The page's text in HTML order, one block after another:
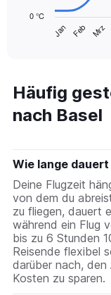
has
categories.
Range:
14
chart
has
1
Y
axis
displaying
values.
Range:
0
to
20.
Jan Feb Mrz
0 °C
Häufig
nach Basel
Wie lange dauert
Deine Flugzeit
von dem du
zu fliegen, dauert
während ein Flug
bis zu 6 Stunden
Reisende flexibel
darüber nach, den
Kosten zu sparen.